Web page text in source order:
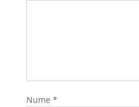
Nume *